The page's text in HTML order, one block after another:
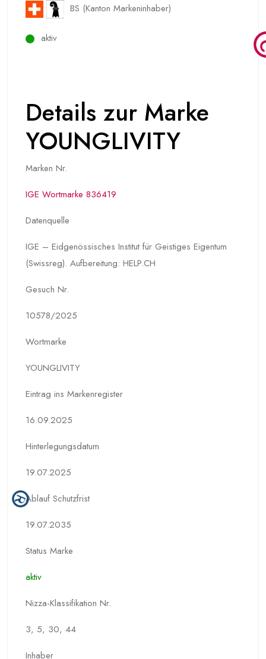
BS (Kanton Markeninhaber)
aktiv
Details zur Marke
YOUNGLIVITY
Marken Nr.
IGE Wortmarke 836419
Datenquelle
IGE – Eidgenössisches Institut für Geistiges Eigentum
(Swissreg). Aufbereitung: HELP.CH
Gesuch Nr.
10578/2025
Wortmarke
YOUNGLIVITY
Eintrag ins Markenregister
16.09.2025
Hinterlegungs­datum
19.07.2025
Ablauf Schutzfrist
19.07.2035
Status Marke
aktiv
Nizza-Klassifikation Nr.
3, 5, 30, 44
Inhaber